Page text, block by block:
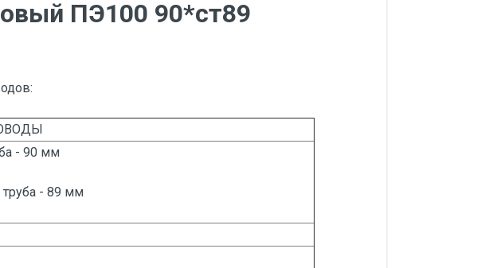
ПЭ100 90*ст89
- 90 мм
труба - 89 мм